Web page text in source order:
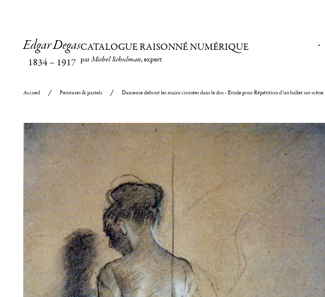
Edgar Degas
1834– 1917
CATALOGUE RAISONNÉ NUMÉRIQUE
parMichel Schulman, expert
Accueil Peintures & pastels Danseuse debout les mains croisées dans le dos - Etude pour Répétition d’un ballet sur scène